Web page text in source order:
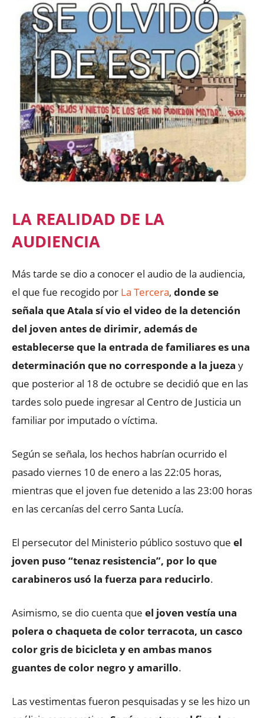
LA REALIDAD DE LA
AUDIENCIA
Más tarde se dio a conocer el audio de la audiencia,
el que fue recogido por La Tercera, donde se
señala que Atala sí vio el video de la detención
del joven antes de dirimir, además de
establecerse que la entrada de familiares es una
determinación que no corresponde a la jueza y
que posterior al 18 de octubre se decidió que en las
tardes solo puede ingresar al Centro de Justicia un
familiar por imputado o víctima.
Según se señala, los hechos habrían ocurrido el
pasado viernes 10 de enero a las 22:05 horas,
mientras que el joven fue detenido a las 23:00 horas
en las cercanías del cerro Santa Lucía.
El persecutor del Ministerio público sostuvo que el
joven puso “tenaz resistencia”, por lo que
carabineros usó la fuerza para reducirlo.
Asimismo, se dio cuenta que el joven vestía una
polera o chaqueta de color terracota, un casco
color gris de bicicleta y en ambas manos
guantes de color negro y amarillo.
Las vestimentas fueron pesquisadas y se les hizo un